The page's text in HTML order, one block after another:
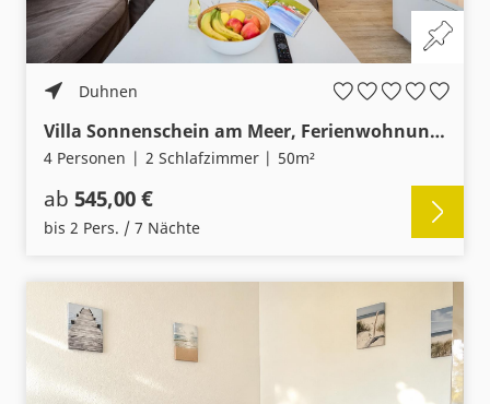
Duhnen
Villa Sonnenschein am Meer, Ferienwohnung 4 mit 2 Balkonen und Meerblick
4 Personen 2 Schlafzimmer 50m²
ab 545,00 €
bis 2 Pers. / 7 Nächte